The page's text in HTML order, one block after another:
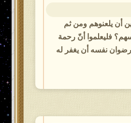
أن يلعنوهم ومن ثم
فليعلموا أنّ رحمة
نفسه أن يغفر له